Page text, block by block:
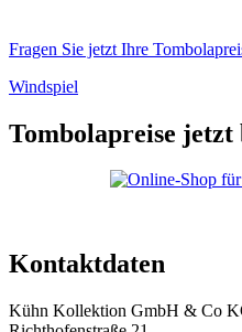
Fragen Sie jetzt Ihre
Windspiel
Tombolapreise jetzt
Kontaktdaten
Kühn Kollektion GmbH & Co